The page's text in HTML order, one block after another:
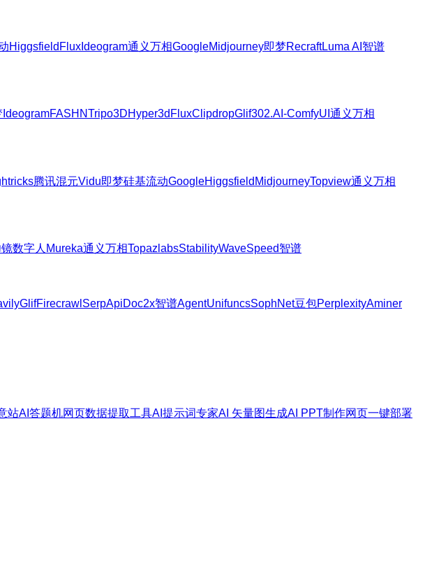
Higgsfield Flux Ideogram通义万相GoogleMidjourney即梦RecraftLuma AI 智谱
IdeogramFASHNTripo3DHyper3d FluxClipdropGlif302.AI-ComfyUI 通义万相
腾讯混元Vidu即梦硅基流动GoogleHiggsfield MidjourneyTopview通义万相
数字人 Mureka通义万相TopazlabsStabilityWaveSpeed智谱
GlifFirecrawl SerpApiDoc2x智谱AgentUnifuncsSophNet豆包PerplexityAminer
站AI答题机网页数据提取工具AI提示词专家AI 矢量图生成AI PPT制作网页一键部署